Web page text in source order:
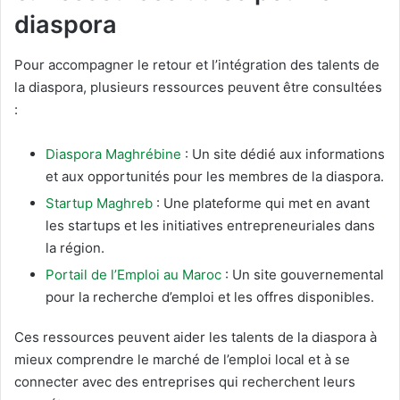
diaspora
Pour accompagner le retour et l’intégration des talents de
la diaspora, plusieurs ressources peuvent être consultées
:
Diaspora Maghrébine : Un site dédié aux informations
et aux opportunités pour les membres de la diaspora.
Startup Maghreb : Une plateforme qui met en avant
les startups et les initiatives entrepreneuriales dans
la région.
Portail de l’Emploi au Maroc : Un site gouvernemental
pour la recherche d’emploi et les offres disponibles.
Ces ressources peuvent aider les talents de la diaspora à
mieux comprendre le marché de l’emploi local et à se
connecter avec des entreprises qui recherchent leurs